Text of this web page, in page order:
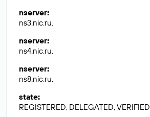
nserver:
ns3.nic.ru.
nserver:
ns4.nic.ru.
nserver:
ns8.nic.ru.
state:
REGISTERED, DELEGATED, VERIFIED